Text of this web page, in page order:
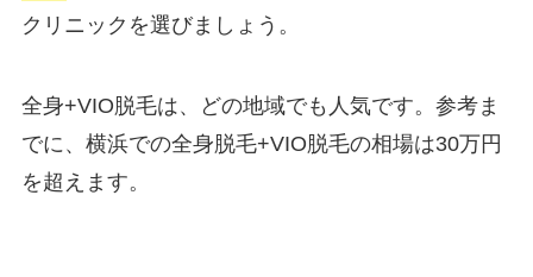
クリニックを選びましょう。
全身+VIO脱毛は、どの地域でも人気です。参考ま
でに、横浜での全身脱毛+VIO脱毛の相場は30万円
を超えます。